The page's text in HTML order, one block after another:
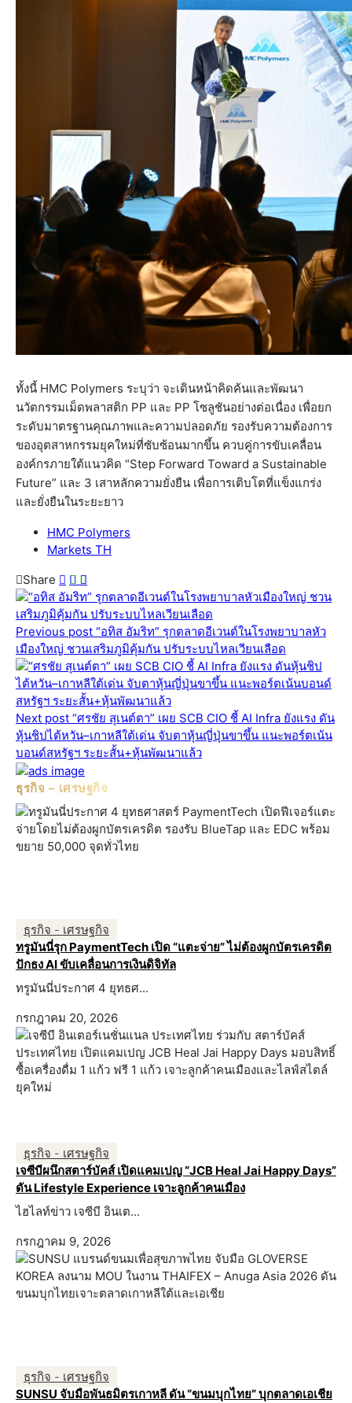
ทั้งนี้ HMC Polymers ระบุว่า จะเดินหน้าคิดค้นและพัฒนา
นวัตกรรมเม็ดพลาสติก PP และ PP โซลูชันอย่างต่อเนื่อง เพื่อยก
ระดับมาตรฐานคุณภาพและความปลอดภัย รองรับความต้องการ
ของอุตสาหกรรมยุคใหม่ที่ซับซ้อนมากขึ้น ควบคู่การขับเคลื่อน
องค์กรภายใต้แนวคิด “Step Forward Toward a Sustainable
Future” และ 3 เสาหลักความยั่งยืน เพื่อการเติบโตที่แข็งแกร่ง
และยั่งยืนในระยะยาว
HMC Polymers
Markets TH
Share
Previous post “อทิส อัมริท” รุกตลาดอีเวนต์ในโรงพยาบาลหัว
เมืองใหญ่ ชวนเสริมภูมิคุ้มกัน ปรับระบบไหลเวียนเลือด
Next post “ศรชัย สุเนต์ตา” เผย SCB CIO ชี้ AI Infra ยังแรง ดัน
หุ้นชิปไต้หวัน–เกาหลีใต้เด่น จับตาหุ้นญี่ปุ่นขาขึ้น แนะพอร์ตเน้น
บอนด์สหรัฐฯ ระยะสั้น+หุ้นพัฒนาแล้ว
ธุรกิจ – เศรษฐกิจ
ธุรกิจ - เศรษฐกิจ
ทรูมันนี่รุก PaymentTech เปิด “แตะจ่าย” ไม่ต้องผูกบัตรเครดิต
ปักธง AI ขับเคลื่อนการเงินดิจิทัล
ทรูมันนี่ประกาศ 4 ยุทธศ...
กรกฎาคม 20, 2026
ธุรกิจ - เศรษฐกิจ
เจซีบีผนึกสตาร์บัคส์ เปิดแคมเปญ “JCB Heal Jai Happy Days”
ดัน Lifestyle Experience เจาะลูกค้าคนเมือง
ไฮไลท์ข่าว เจซีบี อินเต...
กรกฎาคม 9, 2026
ธุรกิจ - เศรษฐกิจ
SUNSU จับมือพันธมิตรเกาหลี ดัน “ขนมบุกไทย” บุกตลาดเอเชีย